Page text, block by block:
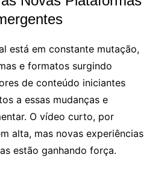
está em constante mutação,
e formatos surgindo
de conteúdo iniciantes
a essas mudanças e
O vídeo curto, por
alta, mas novas experiências
estão ganhando força.